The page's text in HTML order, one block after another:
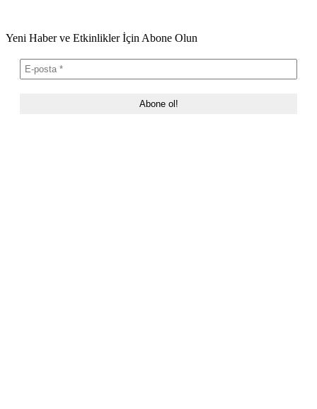
Yeni Haber ve Etkinlikler İçin Abone Olun